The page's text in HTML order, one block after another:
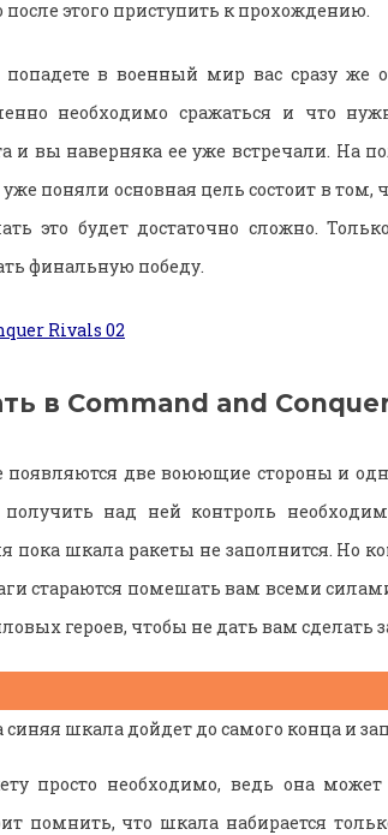
этого приступить к прохождению.
в военный мир вас сразу же
необходимо сражаться и что
и вы наверняка ее уже встречали. На
поняли основная цель состоит в том,
это будет достаточно сложно.
финальную победу.
в Command and
появляются две воюющие стороны и
над ней контроль
пока шкала ракеты не заполнится. Но
стараются помешать вам всеми
героев, чтобы не дать вам сделать
шкала дойдет до самого конца и
просто необходимо, ведь она
помнить, что шкала набирается